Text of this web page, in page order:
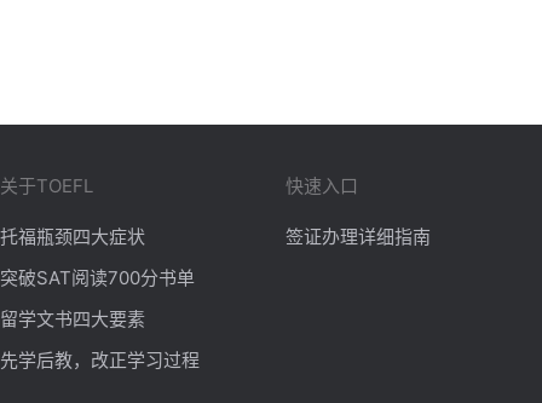
关于TOEFL
托福瓶颈四大症状
突破SAT阅读700分书单
留学文书四大要素
先学后教，改正学习过程
快速入口
签证办理详细指南